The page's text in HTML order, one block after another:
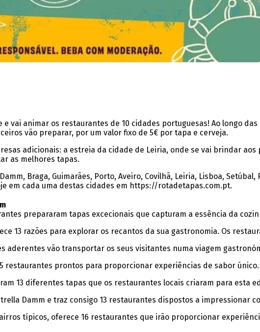
e vai animar os restaurantes de 10 cidades portuguesas! Ao longo
vão preparar, por um valor fixo de 5€ por tapa e cerveja.
adicionais: a estreia da cidade de Leiria, onde se vai brindar
as melhores tapas.
Braga, Guimarães, Porto, Aveiro, Covilhã, Leiria, Lisboa,
em cada uma destas cidades em https://rotadetapas.com.pt.
prepararam tapas excecionais que capturam a essência da
13 razões para explorar os recantos da sua gastronomia. Os
aderentes vão transportar os seus visitantes numa viagem
restaurantes prontos para proporcionar experiências de sabor
13 diferentes tapas que os restaurantes locais criaram para esta
Damm e traz consigo 13 restaurantes dispostos a impressionar
típicos, oferece 16 restaurantes que irão proporcionar